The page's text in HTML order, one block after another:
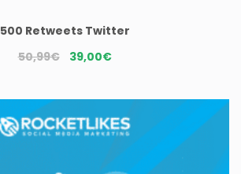
500 Retweets Twitter
50,99€ Le
initial
était :
50,99€.
39,00€Le
actuel
est :
39,00€.